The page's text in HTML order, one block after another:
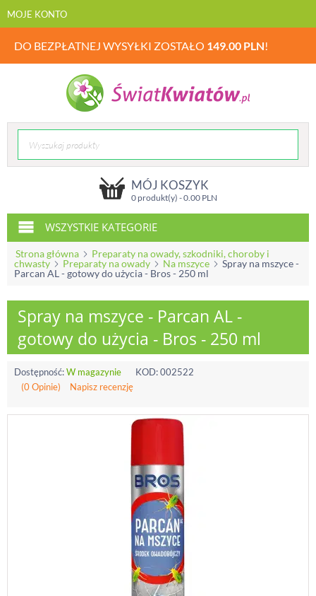
MOJE KONTO
DO BEZPŁATNEJ WYSYŁKI ZOSTAŁO 149.00 PLN!
MÓJ KOSZYK
0 produkt(y) -0.00PLN
WSZYSTKIE KATEGORIE
Strona główna
Preparaty na owady, szkodniki, choroby i
chwasty
Preparaty na owady Na mszyce
Spray na mszyce -
Parcan AL - gotowy do użycia - Bros - 250 ml
Spray na mszyce - Parcan AL -
gotowy do użycia - Bros - 250 ml
Dostępność:W magazynie KOD:002522
(0 Opinie)
Napisz recenzję